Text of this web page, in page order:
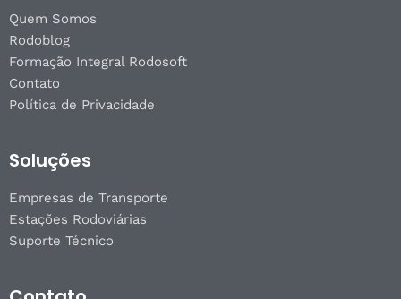
Quem Somos
Rodoblog
Formação Integral Rodosoft
Contato
Política de Privacidade
Soluções
Empresas de Transporte
Estações Rodoviárias
Suporte Técnico